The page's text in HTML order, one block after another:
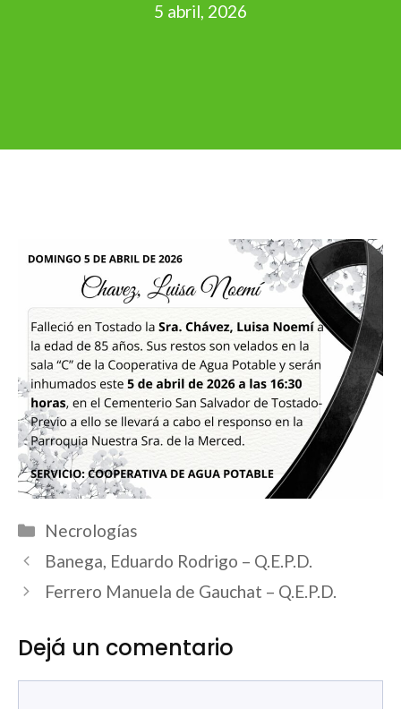
5 abril, 2026
Categorías
Necrologías
Banega, Eduardo Rodrigo – Q.E.P.D.
Ferrero Manuela de Gauchat – Q.E.P.D.
Dejá un comentario